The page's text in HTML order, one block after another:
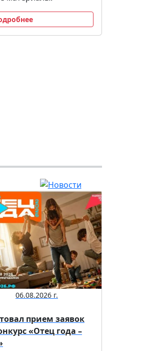
06.08.2026 г.
прием заявок
«Отец года –